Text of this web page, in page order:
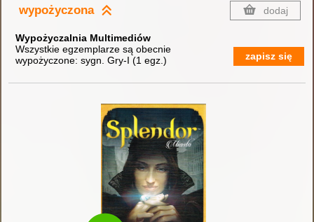
wypożyczona dodaj
Wypożyczalnia Multimediów
Wszystkie egzemplarze są obecnie
wypożyczone: sygn. Gry-I (1 egz. ) zapisz się